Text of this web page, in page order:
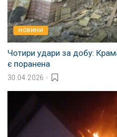
НОВИНИ
Чотири удари за добу:
є поранена
30.04.2026